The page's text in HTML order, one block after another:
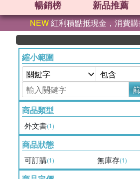
暢銷榜 新品推薦
NEW紅利積點抵現金，消費
縮小範圍
商品類型
外文書(1)
商品狀態
可訂購(1) 無庫存(1)